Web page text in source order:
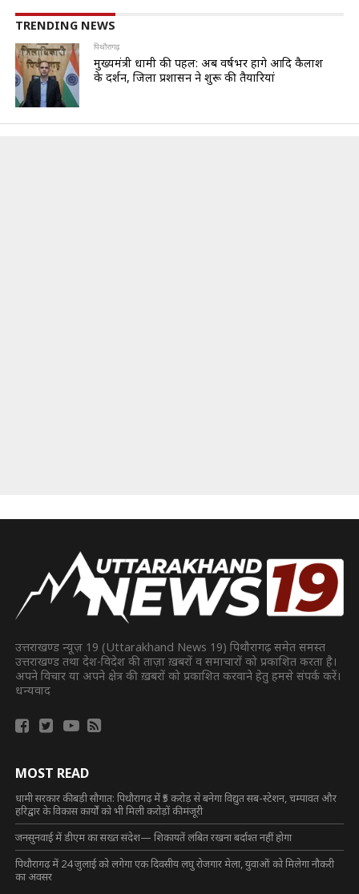
TRENDING NEWS
पिथौरागढ़
मुख्यमंत्री धामी की पहल: अब वर्षभर होंगे आदि कैलाश
के दर्शन, जिला प्रशासन ने शुरू की तैयारियां
उत्तराखण्ड न्यूज़ 19 (Uttarakhand News 19) पिथौरागढ़ समेत समस्त
उत्तराखण्ड तथा देश-विदेश की ताज़ा ख़बरों व समाचारों को प्रकाशित करता है।
अपने विचार या अपने क्षेत्र की ख़बरों को प्रकाशित करवाने हेतु हमसे संपर्क करें।
धन्यवाद
MOST READ
धामी सरकार की बड़ी सौगात: पिथौरागढ़ में ₹5 करोड़ से बनेगा विद्युत सब-स्टेशन, चम्पावत और
हरिद्वार के विकास कार्यों को भी मिली करोड़ों की मंजूरी
जनसुनवाई में डीएम का सख्त संदेश— शिकायतें लंबित रखना बर्दाश्त नहीं होगा
पिथौरागढ़ में 24 जुलाई को लगेगा एक दिवसीय लघु रोजगार मेला, युवाओं को मिलेगा नौकरी
का अवसर